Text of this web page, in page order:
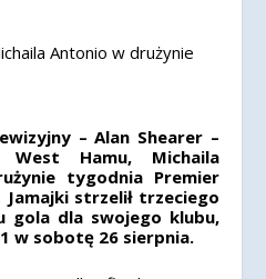
– Alan Shearer –
West Hamu, Michaila
tygodnia Premier
Jamajki strzelił trzeciego
gola dla swojego klubu,
w sobotę 26 sierpnia.